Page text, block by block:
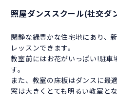
照屋ダンススクール(社交ダ
閑静な緑豊かな住宅地にあり、
レッスンできます。
教室前にはお花がいっぱい!駐車
す。
また、教室の床板はダンスに最
窓は大きくとても明るい教室とな